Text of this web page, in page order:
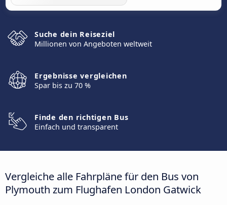
Suche dein Reiseziel
Millionen von Angeboten weltweit
Ergebnisse vergleichen
Spar bis zu 70 %
Finde den richtigen Bus
Einfach und transparent
Vergleiche alle Fahrpläne für den Bus von
Plymouth zum Flughafen London Gatwick